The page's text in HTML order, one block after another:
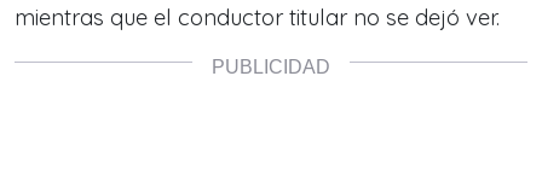
mientras que el conductor titular no se dejó ver.